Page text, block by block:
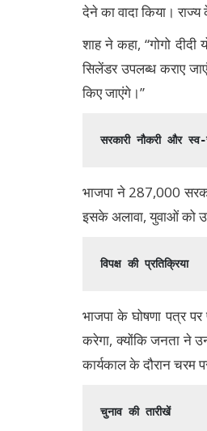
देने का वादा किया।
शाह ने कहा, “गोगो
सिलेंडर उपलब्ध कराए
किए जाएंगे।”
सरकारी नौकरी और
भाजपा ने 287,000
इसके अलावा, युवाओं को
विपक्ष की प्रतिक्रिया
भाजपा के घोषणा पत्र
करेगा, क्योंकि जनता ने
कार्यकाल के दौरान चरम
चुनाव की तारीखें